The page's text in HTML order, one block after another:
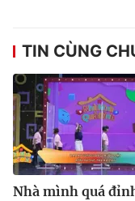
TIN CÙNG
Nhà mình quá